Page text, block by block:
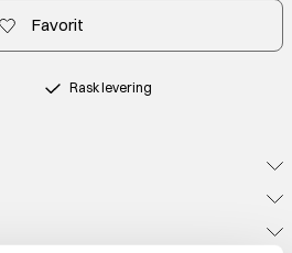
Favorit
Rask levering